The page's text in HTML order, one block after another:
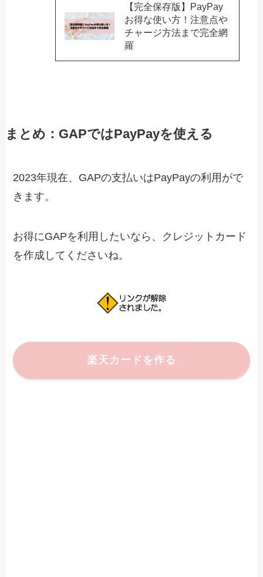
【完全保存版】PayPay
お得な使い方！注意点や
チャージ方法まで完全網
羅
まとめ：GAPではPayPayを使える
2023年現在、GAPの支払いはPayPayの利用がで
きます。
お得にGAPを利用したいなら、クレジットカード
を作成してくださいね。
楽天カードを作る